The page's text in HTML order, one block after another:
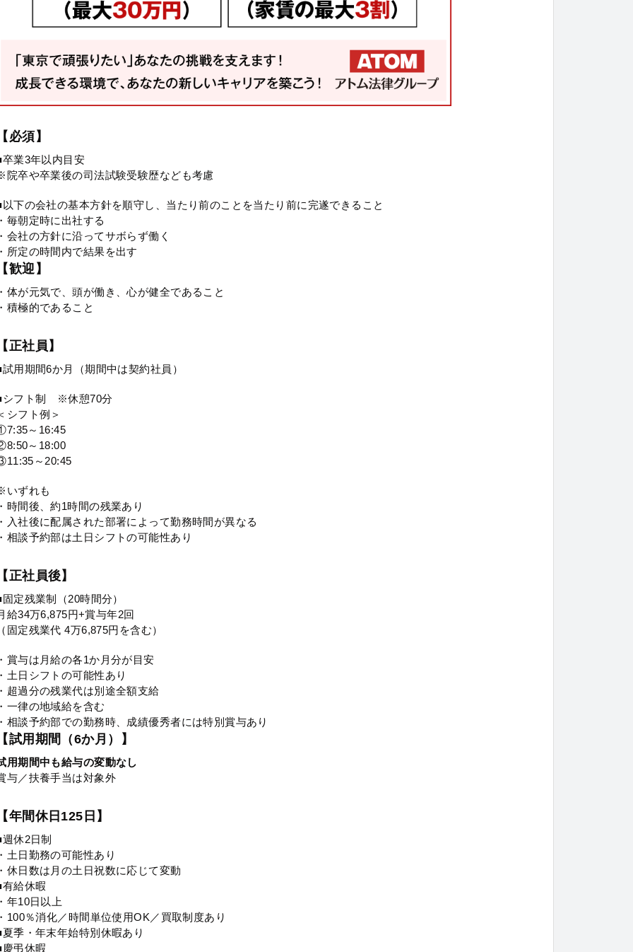
必須】
卒業3年以内目安
院卒や卒業後の司法試験受験歴なども考慮
以下の会社の基本方針を順守し、当たり前のことを当たり前に完遂できること
毎朝定時に出社する
会社の方針に沿ってサボらず働く
所定の時間内で結果を出す
歓迎】
体が元気で、頭が働き、心が健全であること
積極的であること
正社員】
試用期間6か月（期間中は契約社員）
シフト制 ※休憩70分
シフト例＞
～16:45
～18:00
～20:45
いずれも
時間後、約1時間の残業あり
入社後に配属された部署によって勤務時間が異なる
相談予約部は土日シフトの可能性あり
正社員後】
定残業制（20時間分）
給34万6,875円+賞与年2回
固定残業代 4万6,875円を含む）
賞与は月給の各1か月分が目安
土日シフトの可能性あり
超過分の残業代は別途全額支給
一律の地域給を含む
相談予約部での勤務時、成績優秀者には特別賞与あり
試用期間（6か月）】
用期間中も給与の変動なし
与／扶養手当は対象外
年間休日125日】
休2日制
土日勤務の可能性あり
休日数は月の土日祝数に応じて変動
有給休暇
年10日以上
100％消化／時間単位使用OK／買取制度あり
夏季・年末年始特別休暇あり
慶弔休暇